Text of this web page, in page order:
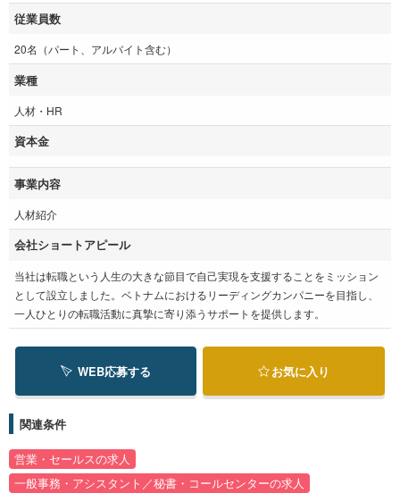
従業員数
20名（パート、アルバイト含む）
業種
人材・HR
資本金
事業内容
人材紹介
会社ショートアピール
当社は転職という人生の大きな節目で自己実現を支援することをミッション
として設立しました。ベトナムにおけるリーディングカンパニーを目指し、
一人ひとりの転職活動に真摯に寄り添うサポートを提供します。
WEB応募する お気に入り
関連条件
営業・セールスの求人
一般事務・アシスタント／秘書・コールセンターの求人